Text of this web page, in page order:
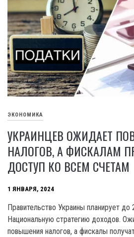
ЭКОНОМИКА
УКРАИНЦЕВ ОЖИДАЕТ
НАЛОГОВ, А ФИСКАЛАМ
ДОСТУП КО ВСЕМ СЧЕТАМ
1 ЯНВАРЯ, 2024
Правительство Украины планирует до
Национальную стратегию доходов.
повышения налогов, а фискалы